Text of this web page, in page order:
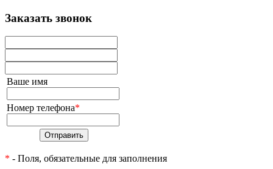
Заказать звонок
Ваше имя
Номер телефона*
Отправить
* - Поля, обязательные для заполнения